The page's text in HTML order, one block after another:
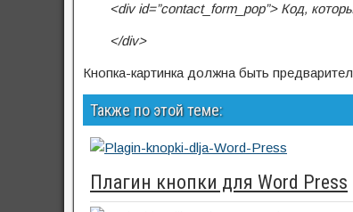
<div id=”contact_form_pop”> Код,
</div>
Кнопка-картинка должна быть
Также по этой теме:
Плагин кнопки для Word Press